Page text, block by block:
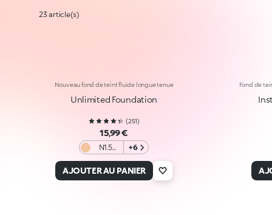
23 article(s)
Nouveau fond de teint fluide longue tenue
Unlimited Foundation
(251)
15,99 €
N1.5
+6
AJOUTER AU PANIER
Fond de